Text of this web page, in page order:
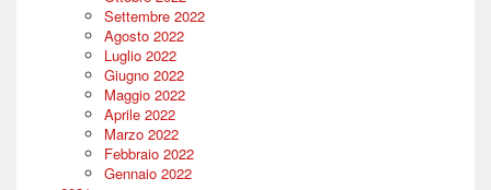
Settembre 2022
Agosto 2022
Luglio 2022
Giugno 2022
Maggio 2022
Aprile 2022
Marzo 2022
Febbraio 2022
Gennaio 2022